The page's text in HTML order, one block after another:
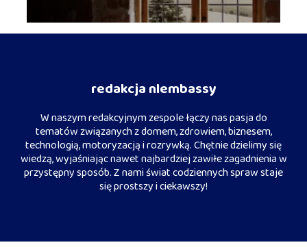
redakcja nlembassy
W naszym redakcyjnym zespole łączy nas pasja do
tematów związanych z domem, zdrowiem, biznesem,
technologią, motoryzacją i rozrywką. Chętnie dzielimy się
wiedzą, wyjaśniając nawet najbardziej zawiłe zagadnienia w
przystępny sposób. Z nami świat codziennych spraw staje
się prostszy i ciekawszy!